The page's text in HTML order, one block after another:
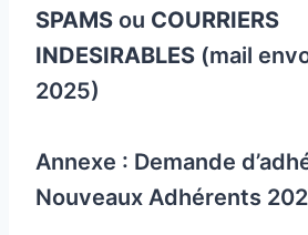
SPAMS ou COURRIERS
INDESIRABLES (mail
2025)
Annexe : Demande
Nouveaux Adhérents